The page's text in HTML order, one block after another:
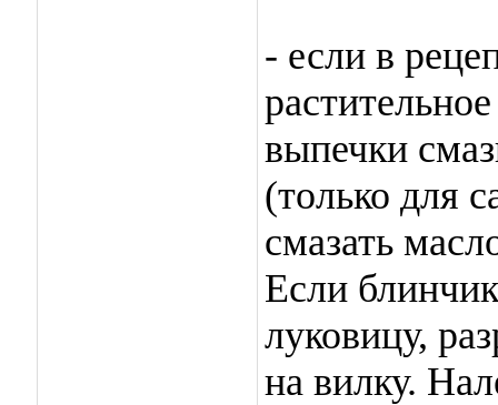
- если в
выпечки
(только для
смазать
Если
луковицу,
на вилку.